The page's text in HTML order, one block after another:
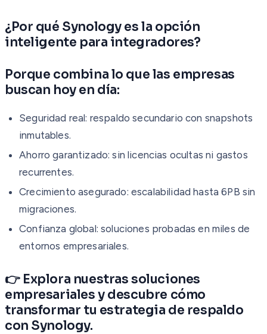
¿Por qué Synology es la opción
inteligente para integradores?
Porque combina lo que las empresas
buscan hoy en día:
Seguridad real: respaldo secundario con snapshots
inmutables.
Ahorro garantizado: sin licencias ocultas ni gastos
recurrentes.
Crecimiento asegurado: escalabilidad hasta 6PB sin
migraciones.
Confianza global: soluciones probadas en miles de
entornos empresariales.
👉 Explora nuestras soluciones
empresariales y descubre cómo
transformar tu estrategia de respaldo
con Synology.